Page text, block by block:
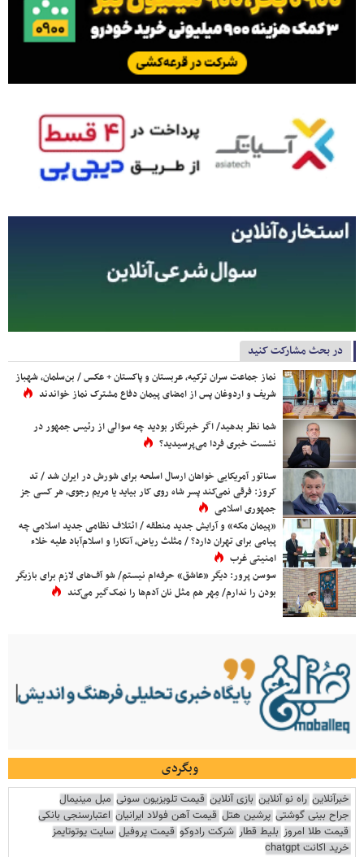
در بحث مشارکت کنید
نماز جماعت سران ترکیه، عربستان و پاکستان + عکس / بن‌سلمان، شهباز
شریف و اردوغان پس از امضای پیمان دفاع مشترک نماز خواندند
شما نظر بدهید/ اگر خبرنگار بودید چه سوالی از رئیس جمهور در
نشست خبری فردا می‌پرسیدید؟
سناتور آمریکایی خواهان ارسال اسلحه برای شورش در ایران شد / تد
کروز: فرقی نمی‌کند پسر شاه روی کار بیاید یا مریم رجوی، هر کسی جز
جمهوری اسلامی
«پیمان مکه» و آرایش جدید منطقه / ائتلاف نظامی جدید اسلامی چه
پیامی برای تهران دارد؟ / مثلث ریاض، آنکارا و اسلام‌آباد علیه خلاء
امنیتی غرب
سوسن پرور: دیگر «عاشق» حرفه‌ام نیستم/ شو آف‌های لازم برای بازیگر
بودن را ندارم/ مِهر هم مثل نان آدم‌ها را نمک‌گیر می‌کند
وبگردی
خبرآنلاین راه نو آنلاین بازی آنلاین قیمت تلویزیون سونی مبل مینیمال
جراح بینی گوشتی پرشین هتل قیمت آهن فولاد ایرانیان اعتبارسنجی بانکی
قیمت طلا امروز بلیط قطار شرکت رادوکو قیمت پروفیل سایت یوتوتایمز
خرید اکانت chatgpt